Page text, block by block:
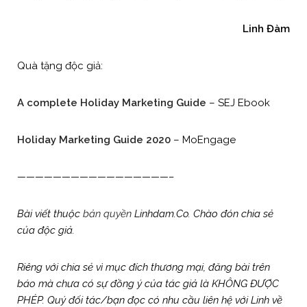
Linh Đàm
Quà tặng độc giả:
A complete Holiday Marketing Guide – SEJ Ebook
Holiday Marketing Guide 2020 – MoEngage
—————————————————–
Bài viết thuộc bản quyền Linhdam.Co. Chào đón chia sẻ
của độc giả.
Riêng với chia sẻ vì mục đích thương mại, đăng bài trên
báo mà chưa có sự đồng ý của tác giả là KHÔNG ĐƯỢC
PHÉP. Quý đối tác/bạn đọc có nhu cầu liên hệ với Linh về